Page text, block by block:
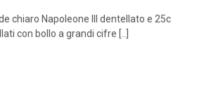
chiaro Napoleone III dentellato e 25c
con bollo a grandi cifre [..]